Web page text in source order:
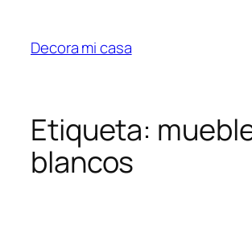
contenido
Decora mi casa
Etiqueta:
blancos